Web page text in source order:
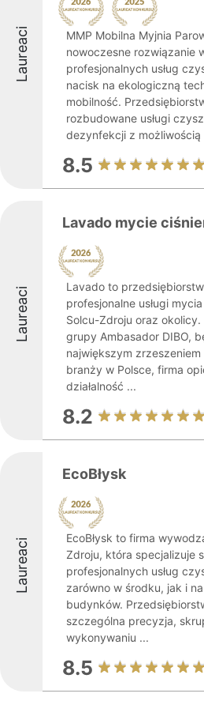
Laureaci
MMP Mobilna Myjnia
nowoczesne rozwiązanie
profesjonalnych usług
nacisk na ekologiczną
mobilność.
rozbudowane usługi
dezynfekcji z możliwością
8.5
Laureaci
Lavado mycie
Lavado to
profesjonalne usługi
Solcu-Zdroju oraz okolicy.
grupy Ambasador DIBO,
największym
branży w Polsce, firma
działalność ...
8.2
Laureaci
EcoBłysk
EcoBłysk to firma
Zdroju, która specjalizuje
profesjonalnych usług
zarówno w środku, jak i
budynków.
szczególna precyzja,
wykonywaniu ...
8.5